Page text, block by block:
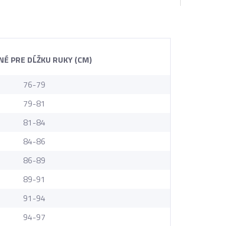
PRE DĹŽKU RUKY (CM)
76-79
79-81
81-84
84-86
86-89
89-91
91-94
94-97